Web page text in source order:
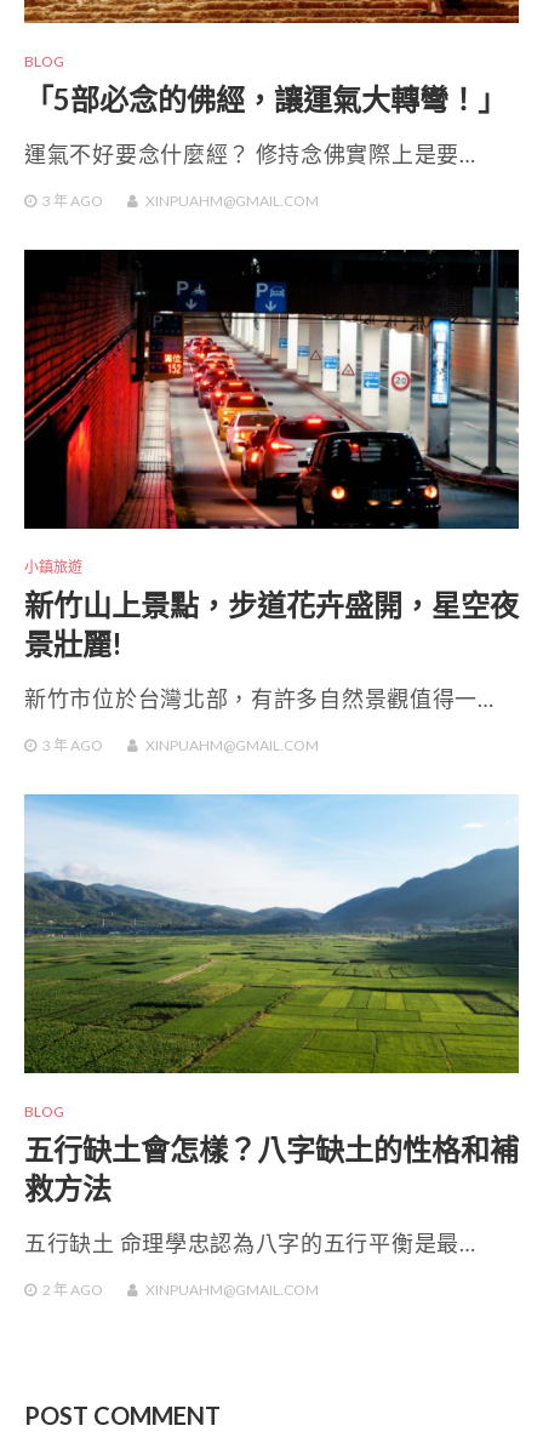
BLOG
「5部必念的佛經，讓運氣大轉彎！」
運氣不好要念什麼經？ 修持念佛實際上是要…
3 年 AGO XINPUAHM@GMAIL.COM
小鎮旅遊
新竹山上景點，步道花卉盛開，星空夜
景壯麗!
新竹市位於台灣北部，有許多自然景觀值得一…
3 年 AGO XINPUAHM@GMAIL.COM
BLOG
五行缺土會怎樣？八字缺土的性格和補
救方法
五行缺土 命理學忠認為八字的五行平衡是最…
2 年 AGO XINPUAHM@GMAIL.COM
POST COMMENT